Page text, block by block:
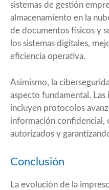
sistemas de gestión
almacenamiento en la
de documentos físicos y
los sistemas digitales,
eficiencia operativa.
Asimismo, la
aspecto fundamental. Las
incluyen protocolos
información confidencial,
autorizados y
Conclusión
La evolución de la